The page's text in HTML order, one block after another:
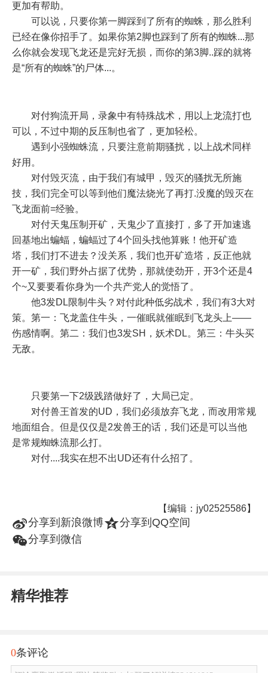
更加有帮助。
可以说，只要你第一脚踩到了所有的蜘蛛，那么胜利
已经在像你招手了。如果你第2脚也踩到了所有的蜘蛛...那
么你就会发现飞龙还是完好无损，而你的第3脚..踩的就将
是“所有的蜘蛛”的尸体...。
对付狗流开局，录象中有特殊战术，用以上龙流打也
可以，不过中期的反压制也省了，更加轻松。
遇到小强蜘蛛流，只要注意前期骚扰，以上战术同样
好用。
对付毁灭流，由于我们有城甲，毁灭的骚扰无所施
技，我们完全可以等到他们魔法烧光了再打.没魔的毁灭在
飞龙面前=经验。
对付天鬼压制开矿，天鬼少了直接打，多了开加速逃
回基地出蝙蝠，蝙蝠过了4个回头找他算账！他开矿造
塔，我们打不进去？没关系，我们也开矿造塔，反正他就
开一矿，我们野外占据了优势，那就使劲开，开3个还是4
个~又要要看你身为一个共产党人的觉悟了。
他3发DL限制牛头？对付此种低劣战术，我们有3大对
策。第一：飞龙盖住牛头，一催眠就催眠到飞龙头上——
伤感情啊。第二：我们也3发SH，妖术DL。第三：牛头买
无敌。
只要第一下2级践踏做好了，大局已定。
对付兽王首发的UD，我们必须放弃飞龙，而改用常规
地面组合。但是仅仅是2发兽王的话，我们还是可以当他
是常规蜘蛛流那么打。
对付....我实在想不出UD还有什么招了。
【编辑：jy02525586】
t分享到新浪微博z分享到QQ空间
w分享到微信
精华推荐
0条评论